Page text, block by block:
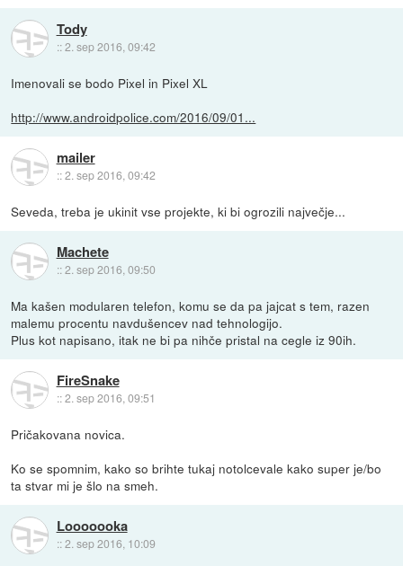
Tody
::2. sep 2016, 09:42
Imenovali se bodo Pixel in Pixel XL
http://www.androidpolice.com/2016/09/01...
mailer
::2. sep 2016, 09:42
Seveda, treba je ukinit vse projekte, ki bi ogrozili največje...
Machete
::2. sep 2016, 09:50
Ma kašen modularen telefon, komu se da pa jajcat s tem, razen
malemu procentu navdušencev nad tehnologijo.
Plus kot napisano, itak ne bi pa nihče pristal na cegle iz 90ih.
FireSnake
::2. sep 2016, 09:51
Pričakovana novica.
Ko se spomnim, kako so brihte tukaj notolcevale kako super je/bo
ta stvar mi je šlo na smeh.
Looooooka
::2. sep 2016, 10:09